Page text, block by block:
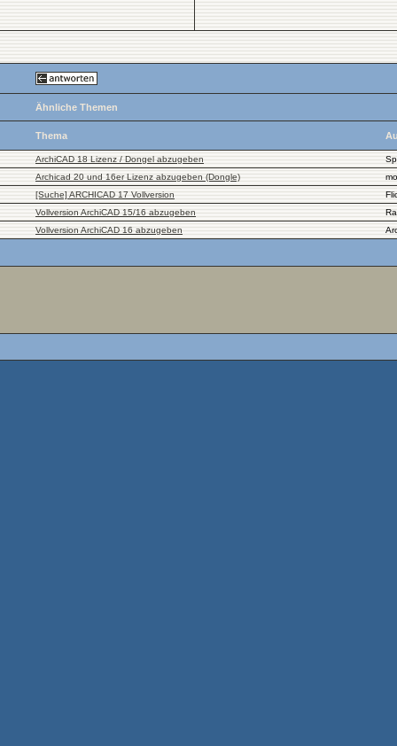
Ähnliche Themen
Thema
ArchiCAD 18 Lizenz / Dongel abzugeben
Archicad 20 und 16er Lizenz abzugeben (Dongle)
[Suche] ARCHICAD 17 Vollversion
Vollversion ArchiCAD 15/16 abzugeben
Vollversion ArchiCAD 16 abzugeben